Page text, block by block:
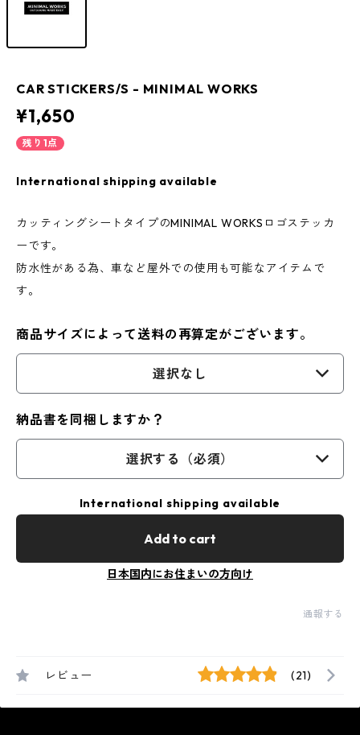
CAR STICKERS/S - MINIMAL WORKS
¥1,650
残り1点
International shipping available
カッティングシートタイプのMINIMAL WORKSロゴステッカ
ーです。
防水性がある為、車など屋外での使用も可能なアイテムで
す。
商品サイズによって送料の再算定がございます。
選択なし
納品書を同梱しますか？
選択する（必須）
International shipping available
Add to cart
日本国内にお住まいの方向け
通報する
レビュー (21)